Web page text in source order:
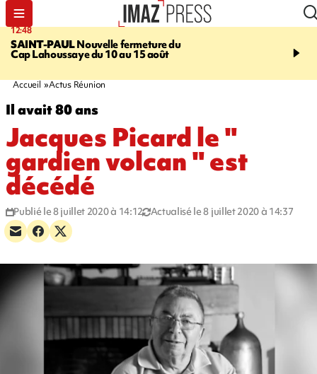
12:48
SAINT-PAULNouvelle fermeture du
Cap Lahoussaye du 10 au 15 août
14:23
massif de migrants, la
Accueil Actus Réunion
Il avait 80 ans
Jacques Picard le "
gardien volcan " est
décédé
Publié le 8 juillet 2020 à 14:12 Actualisé le 8 juillet 2020 à 14:37